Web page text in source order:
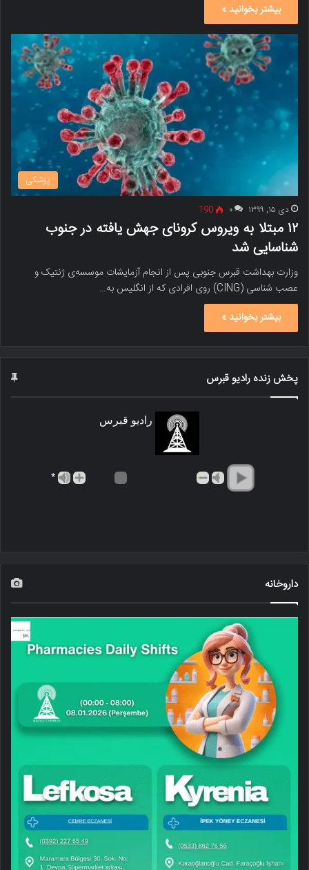
بیشتر بخوانید »
پزشکی
دی ۱۵, ۱۳۹۹ ۰ 190
۱۲ مبتلا به ویروس کرونای جهش یافته در جنوب
شناسایی شد
وزارت بهداشت قبرس جنوبی پس از انجام آزمایشات موسسه‌ی ژنتیک و
عصب شناسی (CING) روی افرادی که از انگلیس به…
بیشتر بخوانید »
پخش زنده رادیو قبرس
رادیو قبرس
*
داروخانه